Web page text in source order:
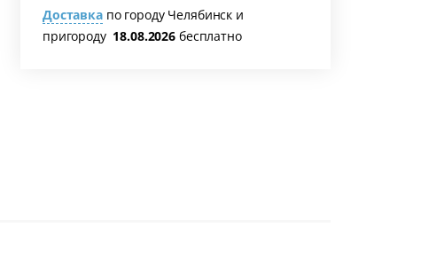
Доставкапо городу Челябинск и
пригороду 18.08.2026 бесплатно